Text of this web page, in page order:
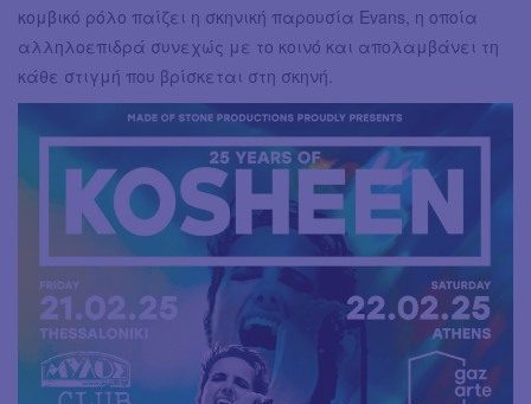
κομβικό ρόλο παίζει η σκηνική παρουσία Evans, η οποία
αλληλοεπιδρά συνεχώς με το κοινό και απολαμβάνει τη
κάθε στιγμή που βρίσκεται στη σκηνή.